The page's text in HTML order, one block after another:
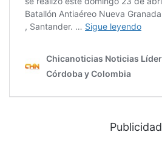
Publicidad